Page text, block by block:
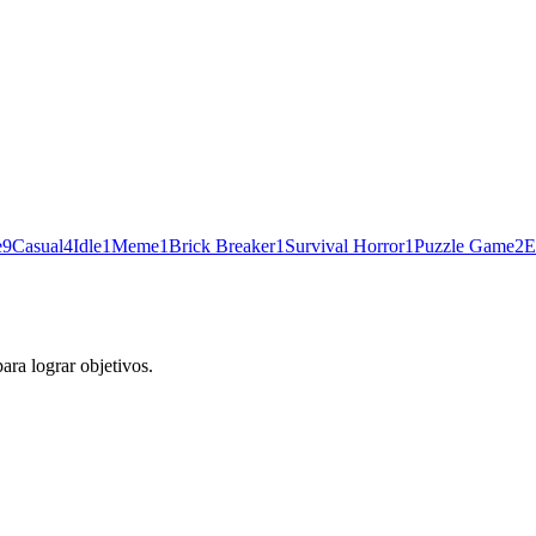
9Casual4Idle1Meme1Brick Breaker1 Survival Horror1Puzzle Game2
lograr objetivos.